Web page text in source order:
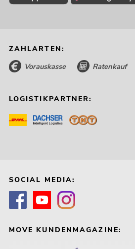
ZAHLARTEN:
Vorauskasse Ratenkauf
LOGISTIKPARTNER:
SOCIAL MEDIA:
MOVE KUNDENMAGAZINE: